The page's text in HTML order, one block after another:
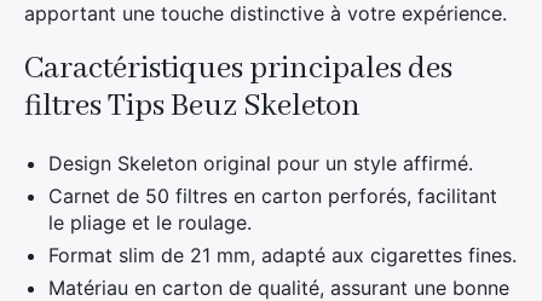
apportant une touche distinctive à votre expérience.
Caractéristiques principales des
filtres Tips Beuz Skeleton
Design Skeleton original pour un style affirmé.
Carnet de 50 filtres en carton perforés, facilitant
le pliage et le roulage.
Format slim de 21 mm, adapté aux cigarettes fines.
Matériau en carton de qualité, assurant une bonne